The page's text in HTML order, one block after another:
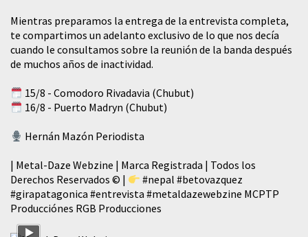
Mientras preparamos la entrega de la entrevista completa,
te compartimos un adelanto exclusivo de lo que nos decía
cuando le consultamos sobre la reunión de la banda después
de muchos años de inactividad.
15/8 - Comodoro Rivadavia (Chubut)
16/8 - Puerto Madryn (Chubut)
Hernán Mazón Periodista
| Metal-Daze Webzine | Marca Registrada | Todos los
Derechos Reservados © |
#nepal #betovazquez
#girapatagonica #entrevista #metaldazewebzine MCPTP
Producciónes RGB Producciones